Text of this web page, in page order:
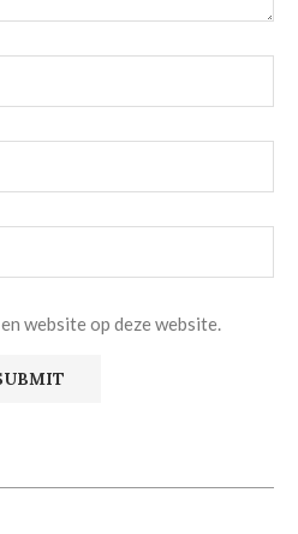
website op deze website.